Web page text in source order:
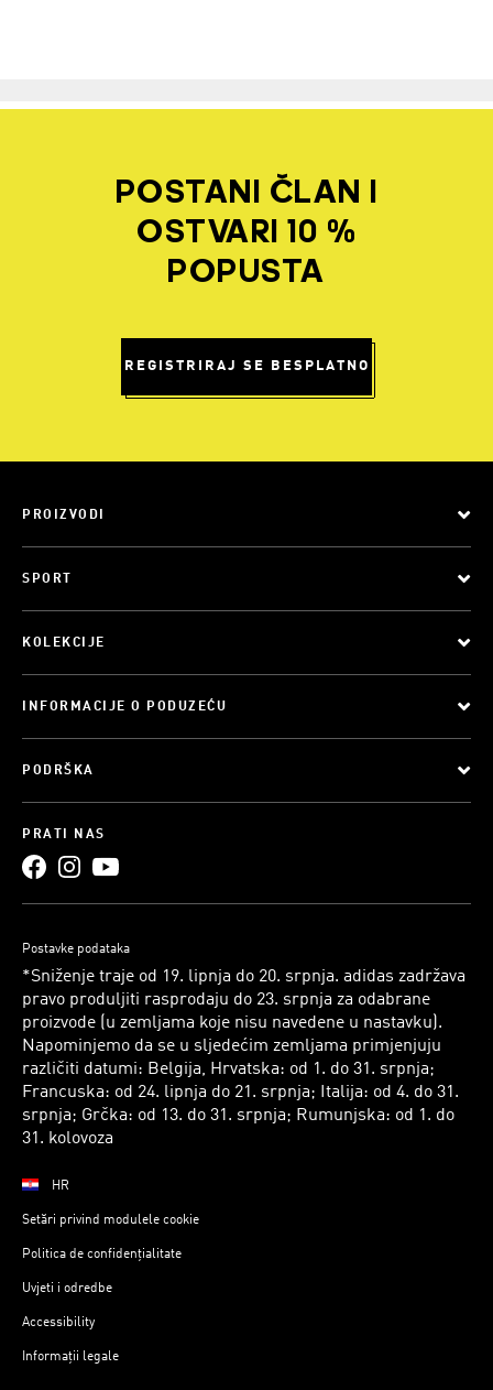
POSTANI ČLAN I
OSTVARI 10 %
POPUSTA
REGISTRIRAJ SE BESPLATNO
PROIZVODI
SPORT
KOLEKCIJE
INFORMACIJE O PODUZEĆU
PODRŠKA
PRATI NAS
Postavke podataka
*Sniženje traje od 19. lipnja do 20. srpnja. adidas zadržava
pravo produljiti rasprodaju do 23. srpnja za odabrane
proizvode (u zemljama koje nisu navedene u nastavku).
Napominjemo da se u sljedećim zemljama primjenjuju
različiti datumi: Belgija, Hrvatska: od 1. do 31. srpnja;
Francuska: od 24. lipnja do 21. srpnja; Italija: od 4. do 31.
srpnja; Grčka: od 13. do 31. srpnja; Rumunjska: od 1. do
31. kolovoza
HR
Setări privind modulele cookie
Politica de confidențialitate
Uvjeti i odredbe
Accessibility
Informații legale